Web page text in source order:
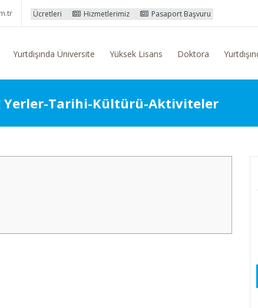
Hizmetlerimiz Pasaport Başvuru İşlemleri
Yurtdışında Üniversite Yüksek Lisans Doktora
Yerler-Tarihi-Kültürü-Aktiviteler